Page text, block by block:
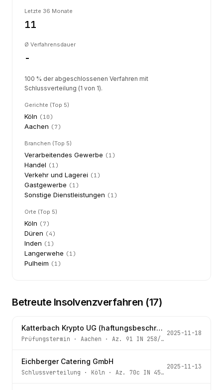
Letzte 36 Monate
11
Ø Verfahrensdauer
-
100 % der abgeschlossenen Verfahren mit
Schlussverteilung (1 von 1).
Gerichte (Top 5)
Köln (10)
Aachen (7)
Branchen (Top 5)
Verarbeitendes Gewerbe (1)
Handel (1)
Verkehr und Lagerei (1)
Gastgewerbe (1)
Sonstige Dienstleistungen (1)
Orte (Top 5)
Köln (7)
Düren (4)
Inden (1)
Langerwehe (1)
Pulheim (1)
Betreute Insolvenzverfahren (17)
Katterbach Krypto UG (haftungsbeschränkt)
Prüfungstermin · Aachen · Az. 91 IN 258/25
2025-11-18
Eichberger Catering GmbH
Schlussverteilung · Köln · Az. 70c IN 45/20
2025-11-13